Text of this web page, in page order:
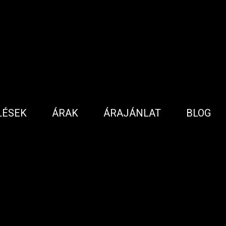
ÁRAK ÁRAJÁNLAT BLOG